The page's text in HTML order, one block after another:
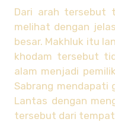
Dari arah tersebut
melihat dengan
besar. Makhluk itu
khodam tersebut
alam menjadi
Sabrang mendapati
Lantas dengan
tersebut dari tempat